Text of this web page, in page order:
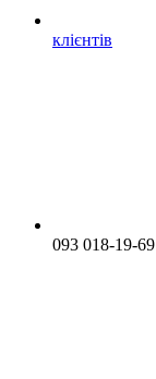
клієнтів
093 018-19-69